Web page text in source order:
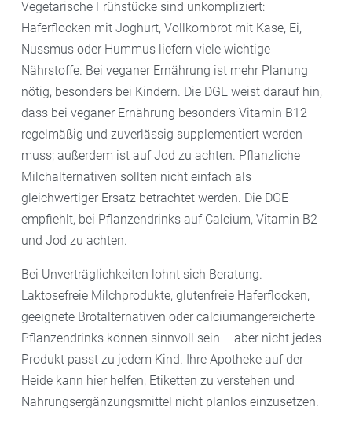
Vegetarische Frühstücke sind unkompliziert:
Haferflocken mit Joghurt, Vollkornbrot mit Käse, Ei,
Nussmus oder Hummus liefern viele wichtige
Nährstoffe. Bei veganer Ernährung ist mehr Planung
nötig, besonders bei Kindern. Die DGE weist darauf hin,
dass bei veganer Ernährung besonders Vitamin B12
regelmäßig und zuverlässig supplementiert werden
muss; außerdem ist auf Jod zu achten. Pflanzliche
Milchalternativen sollten nicht einfach als
gleichwertiger Ersatz betrachtet werden. Die DGE
empfiehlt, bei Pflanzendrinks auf Calcium, Vitamin B2
und Jod zu achten.
Bei Unverträglichkeiten lohnt sich Beratung.
Laktosefreie Milchprodukte, glutenfreie Haferflocken,
geeignete Brotalternativen oder calciumangereicherte
Pflanzendrinks können sinnvoll sein – aber nicht jedes
Produkt passt zu jedem Kind. Ihre Apotheke auf der
Heide kann hier helfen, Etiketten zu verstehen und
Nahrungsergänzungsmittel nicht planlos einzusetzen.